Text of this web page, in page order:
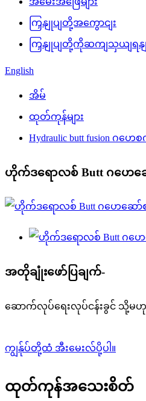
ကြှနျုပျတို့အကွောငျး
ကြှနျုပျတို့ကိုဆကျသှယျရနျ
English
အိမ်
ထုတ်ကုန်များ
Hydraulic butt fusion ဂဟေ
ဟိုက်ဒရောလစ် Butt ဂဟေဆေ
အတိုချုံးဖော်ပြချက်-
ဆောက်လုပ်ရေးလုပ်ငန်းခွင် သို့မဟု
ကျွန်ုပ်တို့ထံ အီးမေးလ်ပို့ပါ။
ထုတ်ကုန်အသေးစိတ်